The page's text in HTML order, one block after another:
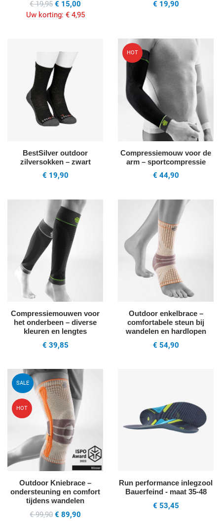
€ 19,95 € 15,00
Uw korting: € 4,95
€ 19,90
Voeg toe aan mijn wenslijst
BestSilver outdoor
zilversokken – zwart
€ 19,90
HOT
Compressiemouw voor de
arm – sportcompressie
€ 44,90
Voeg toe aan mijn wenslijst
Quick View
Compressiemouwen voor
het onderbeen – diverse
kleuren en lengtes
€ 39,85
Outdoor enkelbrace –
comfortabele steun bij
wandelen en hardlopen
€ 54,90
SALE
HOT
Outdoor Kniebrace –
ondersteuning en comfort
tijdens wandelen
€ 99,90 € 89,90
Run performance inlegzool
Bauerfeind - maat 35-48
€ 53,45